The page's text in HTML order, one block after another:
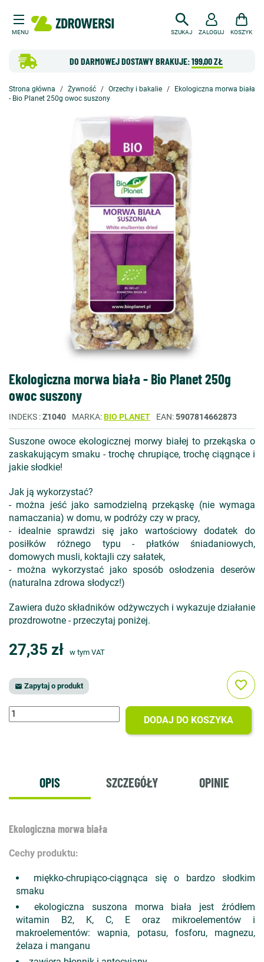
MENU SZUKAJ
DO DARMOWEJ DOSTAWY BRAKUJE:199,00 ZŁ
ZALOGUJ KOSZYK
Strona główna Żywność Orzechy i bakalie
Ekologiczna morwa biała
- Bio Planet 250g owoc suszony
Ekologiczna morwa biała - Bio Planet 250g
owoc suszony
INDEKS Z1040 MARKA BIO PLANET EAN 5907814662873
Suszone owoce ekologicznej morwy białej to przekąska o
zaskakującym smaku - trochę chrupiące, trochę ciągnące i
jakie słodkie!
Jak ją wykorzystać?
- można jeść jako samodzielną przekąskę (nie wymaga
namaczania) w domu, w podróży czy w pracy,
- idealnie sprawdzi się jako wartościowy dodatek do
posiłków różnego typu - płatków śniadaniowych,
domowych musli, koktajli czy sałatek,
- można wykorzystać jako sposób osłodzenia deserów
(naturalna zdrowa słodycz!)
Zawiera dużo składników odżywczych i wykazuje działanie
prozdrowotne - przeczytaj poniżej.
27,35 zł w tym VAT
 Zapytaj o produkt
DODAJ DO KOSZYKA
favorite_border
OPIS SZCZEGÓŁY OPINIE
Ekologiczna morwa biała
Cechy produktu:
miękko-chrupiąco-ciągnąca się o bardzo słodkim
smaku
ekologiczna suszona morwa biała jest źródłem
witamin B2, K, C, E oraz mikroelementów i
makroelementów: wapnia, potasu, fosforu, magnezu,
żelaza i manganu